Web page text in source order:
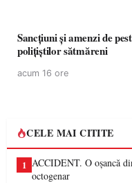
Sancțiuni și amenzi de
polițiștilor sătmăreni
acum 16 ore
CELE MAI CITITE
1 ACCIDENT. O oșancă
octogenar